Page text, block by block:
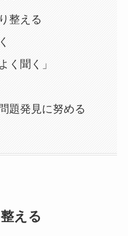
整える
く聞く」
題発見に努める
える